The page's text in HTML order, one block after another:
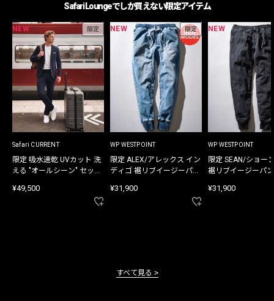
Safari Loungeでしか買えない限定アイテム
NEW 限定
Safari CURRENT
限定 吸水速乾 UVカット 洗
える "オールシーン" セット
¥49,500
NEW 限定
WP WESTPOINT
限定 ALEX/アレックス イン
ディゴ 裾リブイージーパン
¥31,900
NEW
WP WESTPOINT
限定 SEAN/ショー
裾リブイージーパ
¥31,900
すべて見る